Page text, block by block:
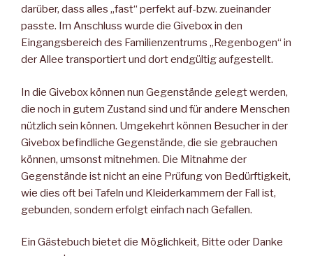
darüber, dass alles „fast“ perfekt auf-bzw. zueinander
passte. Im Anschluss wurde die Givebox in den
Eingangsbereich des Familienzentrums „Regenbogen“ in
der Allee transportiert und dort endgültig aufgestellt.
In die Givebox können nun Gegenstände gelegt werden,
die noch in gutem Zustand sind und für andere Menschen
nützlich sein kön­nen. Umgekehrt können Besucher in der
Givebox befindliche Ge­genstände, die sie gebrauchen
können, umsonst mitnehmen. Die Mitnahme der
Gegenstände ist nicht an eine Prüfung von Bedürf­tigkeit,
wie dies oft bei Tafeln und Kleiderkammern der Fall ist,
ge­bunden, sondern erfolgt einfach nach Gefallen.
Ein Gästebuch bietet die Möglichkeit, Bitte oder Danke